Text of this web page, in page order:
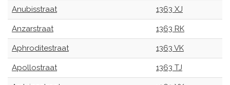
Anubisstraat 1363 XJ
Anzarstraat 1363 RK
Aphroditestraat 1363 VK
Apollostraat 1363 TJ